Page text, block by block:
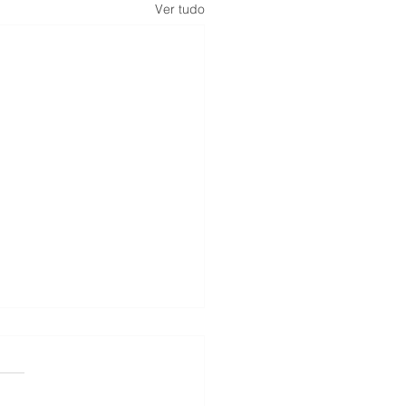
Ver tudo